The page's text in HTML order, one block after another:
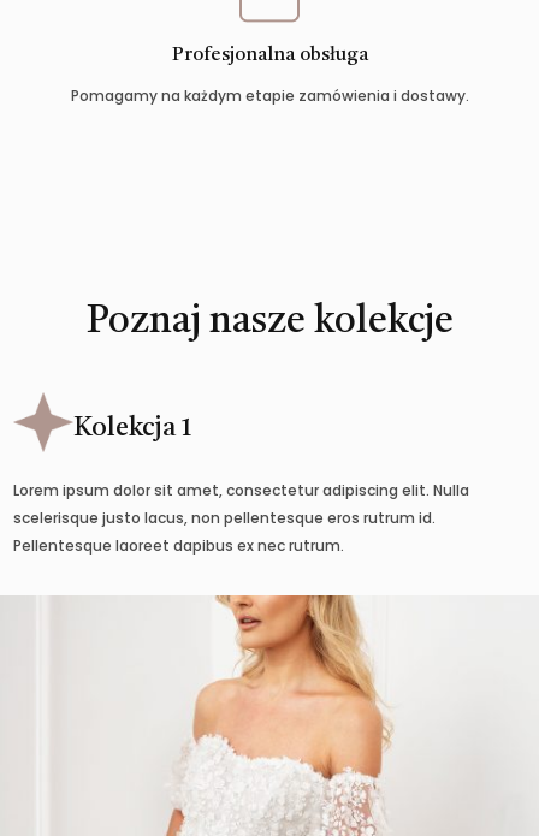
Profesjonalna obsługa
Pomagamy na każdym etapie zamówienia i dostawy.
Poznaj nasze kolekcje
Kolekcja 1
Lorem ipsum dolor sit amet, consectetur adipiscing elit. Nulla
scelerisque justo lacus, non pellentesque eros rutrum id.
Pellentesque laoreet dapibus ex nec rutrum.